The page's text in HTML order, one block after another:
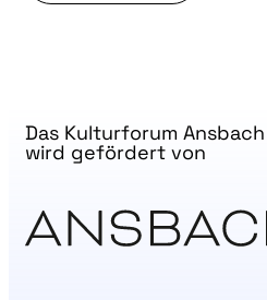
MUSIK
ÜBER UNS
Das Kulturforum Ansbach
wird gefördert von